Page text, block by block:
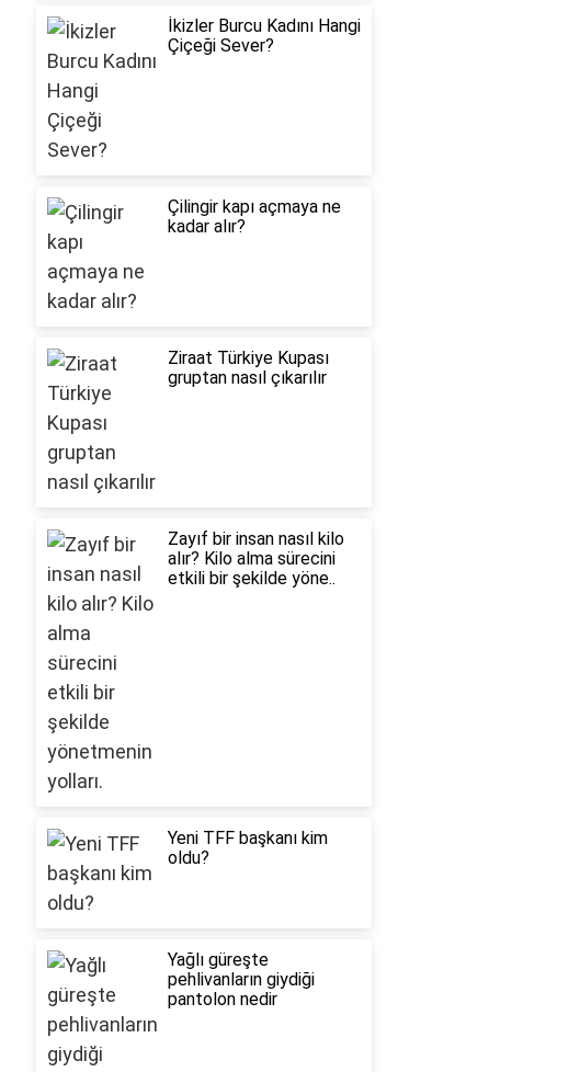
İkizler Burcu Kadını Hangi
Çiçeği Sever?
Çilingir kapı açmaya ne
kadar alır?
Ziraat Türkiye Kupası
gruptan nasıl çıkarılır
Zayıf bir insan nasıl kilo
alır? Kilo alma sürecini
etkili bir şekilde yöne..
Yeni TFF başkanı kim
oldu?
Yağlı güreşte
pehlivanların giydiği
pantolon nedir